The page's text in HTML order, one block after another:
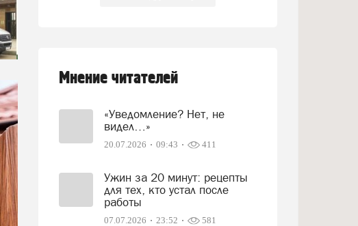
Мнение читателей
«Уведомление? Нет, не
видел…»
20.07.2026 09:43 411
Ужин за 20 минут: рецепты
для тех, кто устал после
работы
07.07.2026 23:52 581